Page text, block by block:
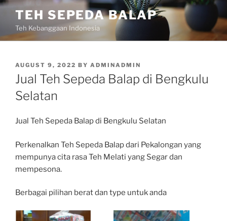
Skip
content
TEH SEPEDA BALAP
Teh Kebanggaan Indonesia
POSTED
ON
AUGUST 9, 2022 BY ADMINADMIN
Jual Teh Sepeda Balap di Bengkulu
Selatan
Jual Teh Sepeda Balap di Bengkulu Selatan
Perkenalkan Teh Sepeda Balap dari Pekalongan yang
mempunya cita rasa Teh Melati yang Segar dan
mempesona.
Berbagai pilihan berat dan type untuk anda